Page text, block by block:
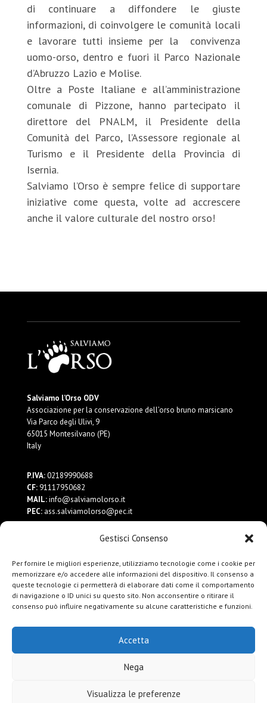
Gestisci Consenso
Per fornire le migliori esperienze, utilizziamo tecnologie come i cookie per
memorizzare e/o accedere alle informazioni del dispositivo. Il consenso a
queste tecnologie ci permetterà di elaborare dati come il comportamento
di navigazione o ID unici su questo sito. Non acconsentire o ritirare il
consenso può influire negativamente su alcune caratteristiche e funzioni.
Accetta
Nega
Visualizza le preferenze
di continuare a diffondere le giuste
informazioni, di coinvolgere le comunità locali
e lavorare tutti insieme per la convivenza
uomo-orso, dentro e fuori il Parco Nazionale
d’Abruzzo Lazio e Molise.
Oltre a Poste Italiane e all’amministrazione
comunale di Pizzone, hanno partecipato il
direttore del PNALM, il Presidente della
Comunità del Parco, l’Assessore regionale al
Turismo e il Presidente della Provincia di
Isernia.
Salviamo l’Orso è sempre felice di supportare
iniziative come questa, volte ad accrescere
anche il valore culturale del nostro orso!
Salviamo l’Orso ODV
Associazione per la conservazione dell’orso bruno marsicano
Via Parco degli Ulivi, 9
65015 Montesilvano (PE)
Italy
P.IVA:02189990688
CF:91117950682
MAIL:info@salviamolorso.it
PEC:ass.salviamolorso@pec.it
Privacy Policy